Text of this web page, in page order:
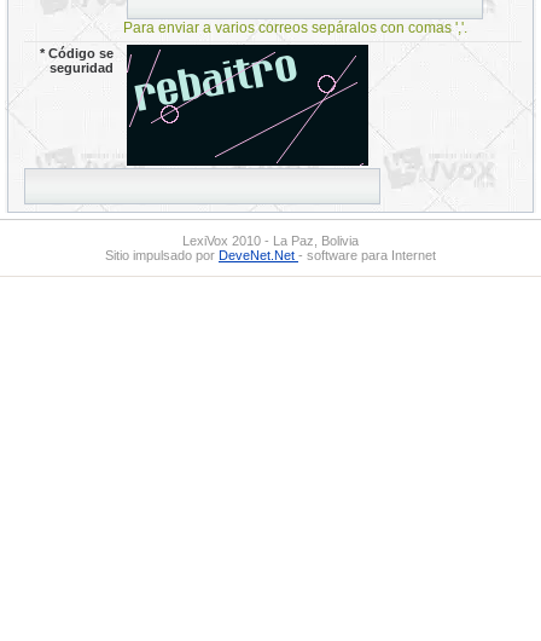
Para enviar a varios correos sepáralos con comas ','.
*Código se
seguridad
LexiVox 2010 - La Paz, Bolivia
Sitio impulsado por DeveNet.Net - software para Internet